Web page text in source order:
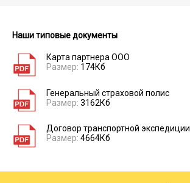
Наши типовые документы
Карта партнера ООО
Размер: 174Кб
Генеральный страховой полис
Размер: 3162Кб
Договор транспортной экспедиции
Размер: 4664Кб